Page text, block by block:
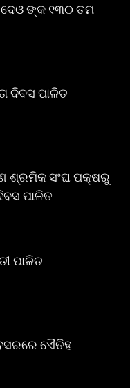
ଦେଓ ଙ୍କ ୧୩୦ ତମ
ଦିବସ ପାଳିତ
ଶ୍ରମିକ ସଂଘ ପକ୍ଷରୁ
ପାଳିତ
ପାଳିତ
ଏୈତିହ